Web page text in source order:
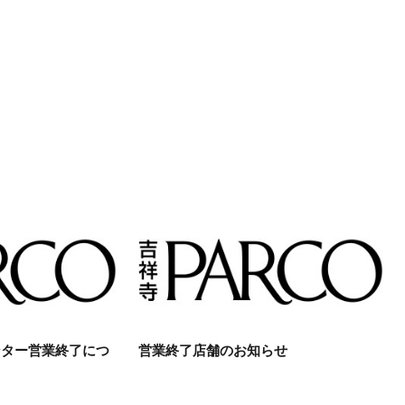
ー営業終了につ 営業終了店舗のお知らせ